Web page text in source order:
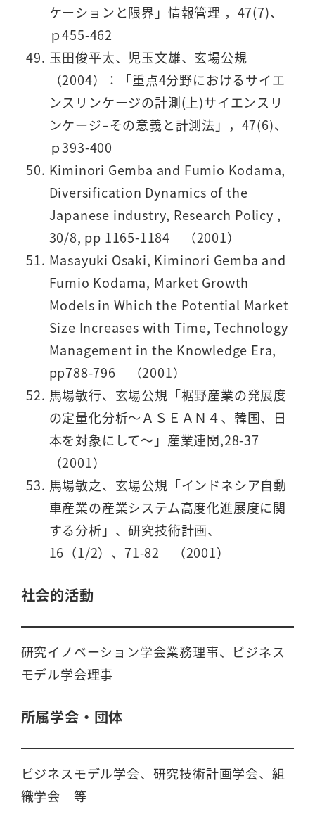
ケーションと限界」情報管理 ，47(7)、
ｐ455-462
玉田俊平太、児玉文雄、玄場公規
（2004）：「重点4分野におけるサイエ
ンスリンケージの計測(上)サイエンスリ
ンケージ–その意義と計測法」，47(6)、
ｐ393-400
Kiminori Gemba and Fumio Kodama,
Diversification Dynamics of the
Japanese industry, Research Policy ,
30/8, pp 1165-1184 （2001）
Masayuki Osaki, Kiminori Gemba and
Fumio Kodama, Market Growth
Models in Which the Potential Market
Size Increases with Time, Technology
Management in the Knowledge Era,
pp788-796 （2001）
馬場敏行、玄場公規「裾野産業の発展度
の定量化分析～ＡＳＥＡＮ４、韓国、日
本を対象にして～」産業連関,28-37
（2001）
馬場敏之、玄場公規「インドネシア自動
車産業の産業システム高度化進展度に関
する分析」、研究技術計画、
16（1/2）、71-82 （2001）
社会的活動
研究イノベーション学会業務理事、ビジネス
モデル学会理事
所属学会・団体
ビジネスモデル学会、研究技術計画学会、組
織学会 等